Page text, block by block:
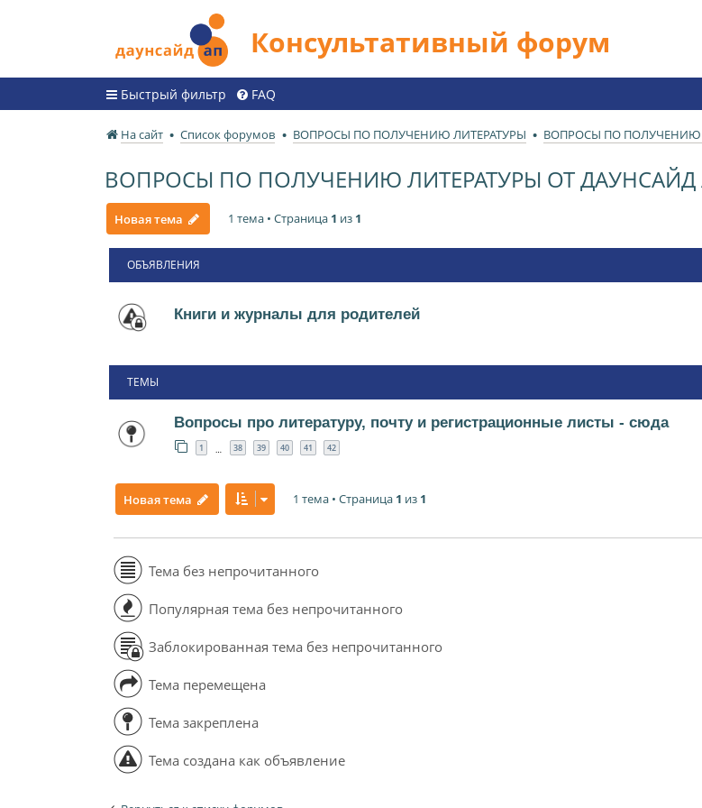
Консультативный форум
Быстрый фильтр FAQ
На сайт Список форумов ВОПРОСЫ ПО ПОЛУЧЕНИЮ ЛИТЕРАТУРЫ ВОПРОСЫ ПО ПОЛУЧЕНИЮ
ВОПРОСЫ ПО ПОЛУЧЕНИЮ ЛИТЕРАТУРЫ ОТ ДАУНСАЙД
Новая тема 1 тема • Страница 1 из 1
ОБЪЯВЛЕНИЯ
Книги и журналы для родителей
ТЕМЫ
Вопросы про литературу, почту и регистрационные листы - сюда
1 38 39 40 41 42
Новая тема 1 тема • Страница 1 из 1
Тема без непрочитанного
Популярная тема без непрочитанного
Заблокированная тема без непрочитанного
Тема перемещена
Тема закреплена
Тема создана как объявление